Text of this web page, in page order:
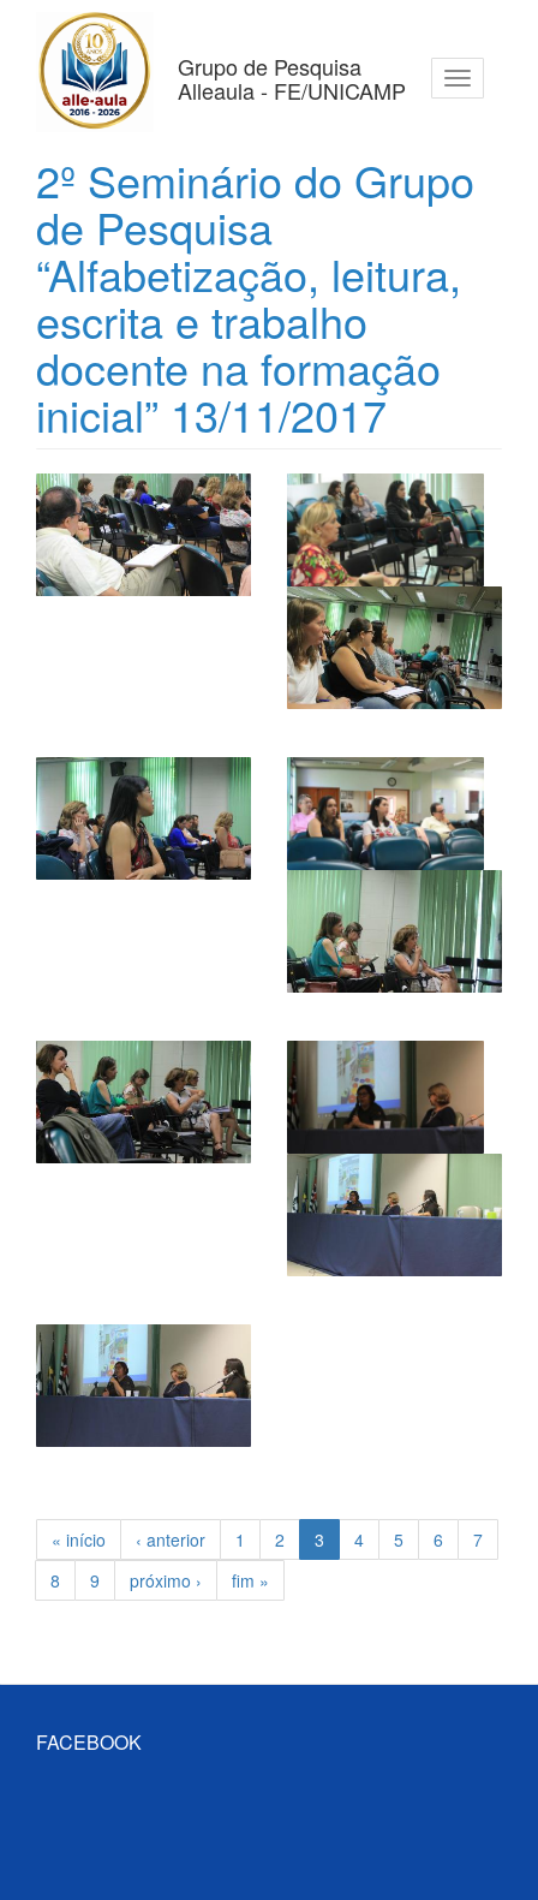
conteúdo
principal
Grupo de Pesquisa
Alleaula - FE/UNICAMP
Toggle
navigation
2º Seminário do Grupo
de Pesquisa
“Alfabetização, leitura,
escrita e trabalho
docente na formação
inicial” 13/11/2017
« início ‹ anterior 1 2 3 4 5 6
7
8
9 próximo › fim »
FACEBOOK